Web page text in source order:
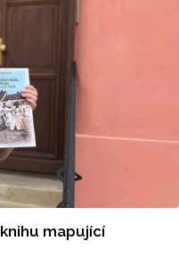
mapující